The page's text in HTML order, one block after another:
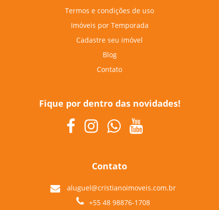
Termos e condições de uso
Imóveis por Temporada
Cadastre seu imóvel
Blog
Contato
Fique por dentro das novidades!
Contato
aluguel@cristianoimoveis.com.br
+55 48 98876-1708